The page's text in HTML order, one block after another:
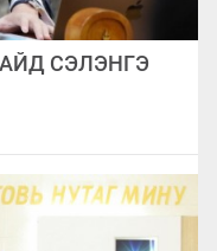
СЭЛЭНГЭ